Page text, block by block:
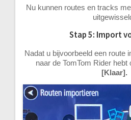
Nu kunnen routes en tracks
Stap 5: Import
Nadat u bijvoorbeeld een route
naar de TomTom Rider
[Klaar].